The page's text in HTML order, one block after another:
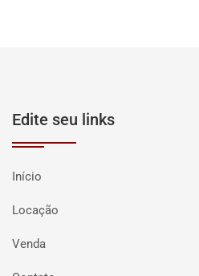
Edite seu links
Início
Locação
Venda